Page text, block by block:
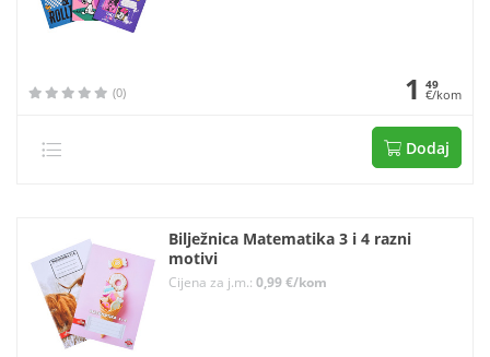
(0) 1 49
€/kom
Dodaj
Bilježnica Matematika 3 i 4 razni
motivi
Cijena za j.m.:0,99 €/kom